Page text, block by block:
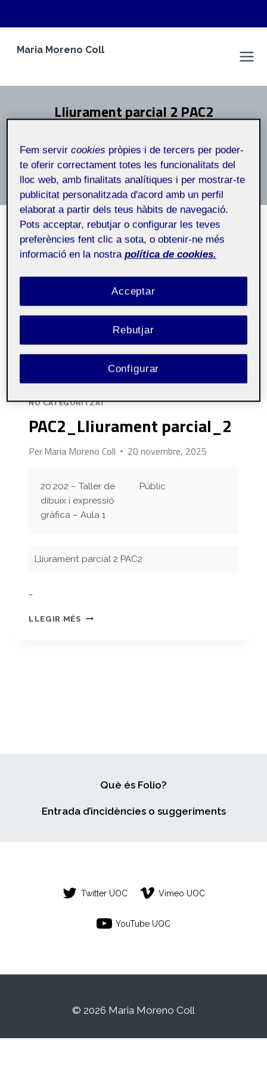
Maria Moreno Coll
Lliurament parcial 2 PAC2
Lliurament parcial 2 PAC2
NO CATEGORITZAT
PAC2_Lliurament parcial_2
PerMaria Moreno Coll 20 novembre, 2025
20.202 – Taller de
dibuix i expressió
gràfica – Aula 1
Públic
Lliurament parcial 2 PAC2
…
LLEGIR MÉS PAC2_LLIURAMENT
Què és Folio?
Entrada d’incidències o suggeriments
Twitter UOC Vimeo UOC
YouTube UOC
© 2026 Maria Moreno Coll
Fem servircookies pròpies i de tercers per poder-
te oferir correctament totes les funcionalitats del
lloc web, amb finalitats analítiques i per mostrar-te
publicitat personalitzada d'acord amb un perfil
elaborat a partir dels teus hàbits de navegació.
Pots acceptar, rebutjar o configurar les teves
preferències fent clic a sota, o obtenir-ne més
informació en la nostra política de cookies.
Rebutjar
Acceptar
Configurar